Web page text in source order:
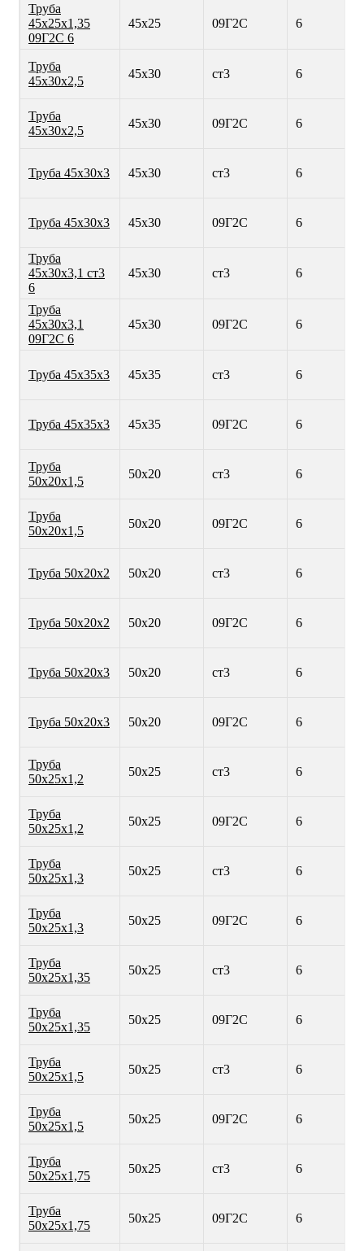
Труба
45х25х1,35
09Г2С 6
45х25 09Г2С 6
Труба
45х30х2,5
45х30 ст3 6
Труба
45х30х2,5
45х30 09Г2С 6
Труба 45х30х3 45х30 ст3 6
Труба 45х30х3 45х30 09Г2С 6
Труба
45х30х3,1 ст3
6
45х30 ст3 6
Труба
45х30х3,1
09Г2С 6
45х30 09Г2С 6
Труба 45х35х3 45х35 ст3 6
Труба 45х35х3 45х35 09Г2С 6
Труба
50х20х1,5
50х20 ст3 6
Труба
50х20х1,5
50х20 09Г2С 6
Труба 50х20х2 50х20 ст3 6
Труба 50х20х2 50х20 09Г2С 6
Труба 50х20х3 50х20 ст3 6
Труба 50х20х3 50х20 09Г2С 6
Труба
50х25х1,2
50х25 ст3 6
Труба
50х25х1,2
50х25 09Г2С 6
Труба
50х25х1,3
50х25 ст3 6
Труба
50х25х1,3
50х25 09Г2С 6
Труба
50х25х1,35
50х25 ст3 6
Труба
50х25х1,35
50х25 09Г2С 6
Труба
50х25х1,5
50х25 ст3 6
Труба
50х25х1,5
50х25 09Г2С 6
Труба
50х25х1,75
50х25 ст3 6
Труба
50х25х1,75
50х25 09Г2С 6